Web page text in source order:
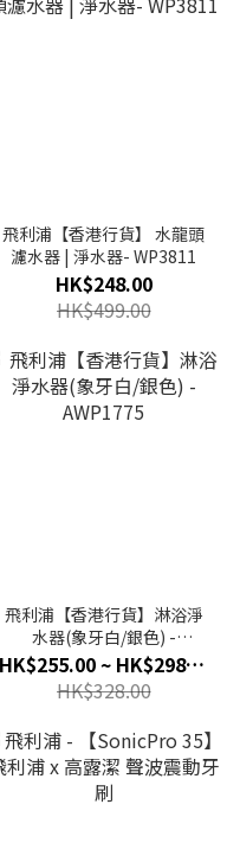
飛利浦【香港行貨】 水龍頭
濾水器 | 淨水器- WP3811
HK$248.00
HK$499.00
飛利浦【香港行貨】淋浴淨
水器(象牙白/銀色) -
AWP1775
HK$255.00 ~ HK$298.00
HK$328.00